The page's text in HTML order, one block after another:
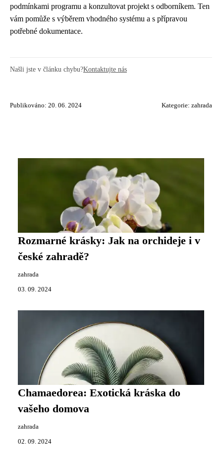
podmínkami programu a konzultovat projekt s odborníkem. Ten
vám pomůže s výběrem vhodného systému a s přípravou
potřebné dokumentace.
Našli jste v článku chybu?Kontaktujte nás
Publikováno: 20. 06. 2024 Kategorie: zahrada
Rozmarné krásky: Jak na orchideje i v
české zahradě?
zahrada
03. 09. 2024
Chamaedorea: Exotická kráska do
vašeho domova
zahrada
02. 09. 2024